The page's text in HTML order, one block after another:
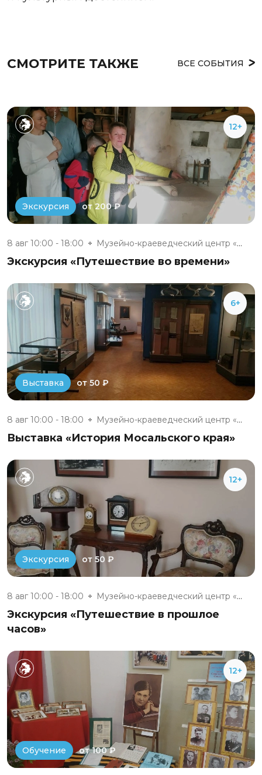
СМОТРИТЕ ТАКЖЕ ВСЕ СОБЫТИЯ
12+
Экскурсия от 200 ₽
8 авг 10:00 - 18:00 Музейно-краеведческий центр «Д...
Экскурсия «Путешествие во времени»
6+
Выставка от 50 ₽
8 авг 10:00 - 18:00 Музейно-краеведческий центр «Д...
Выставка «История Мосальского края»
12+
Экскурсия от 50 ₽
8 авг 10:00 - 18:00 Музейно-краеведческий центр «Д...
Экскурсия «Путешествие в прошлое
часов»
12+
Обучение от 100 ₽